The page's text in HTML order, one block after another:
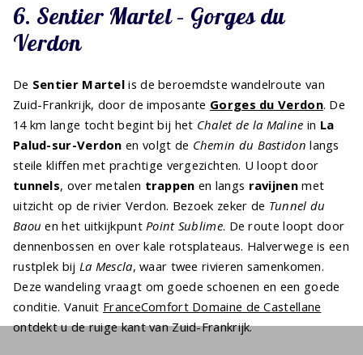
6. Sentier Martel – Gorges du
Verdon
De Sentier Martel is de beroemdste wandelroute van
Zuid-Frankrijk, door de imposante Gorges du Verdon. De
14 km lange tocht begint bij het Chalet de la Maline in La
Palud-sur-Verdon en volgt de Chemin du Bastidon langs
steile kliffen met prachtige vergezichten. U loopt door
tunnels, over metalen trappen en langs ravijnenmet
uitzicht op de rivier Verdon. Bezoek zeker de Tunnel du
Baou en het uitkijkpunt Point Sublime. De route loopt door
dennenbossen en over kale rotsplateaus. Halverwege is een
rustplek bij La Mescla, waar twee rivieren samenkomen.
Deze wandeling vraagt om goede schoenen en een goede
conditie. Vanuit FranceComfort Domaine de Castellane
ontdekt u de ruige kant van Zuid-Frankrijk.